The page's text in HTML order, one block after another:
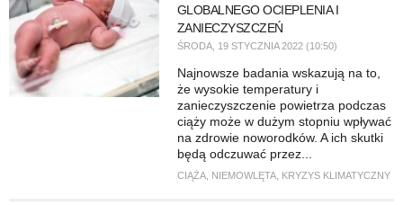
GLOBALNEGO OCIEPLENIA I
ZANIECZYSZCZEŃ
ŚRODA, 19 STYCZNIA 2022 (10:50)
Najnowsze badania wskazują na to,
że wysokie temperatury i
zanieczyszczenie powietrza podczas
ciąży może w dużym stopniu wpływać
na zdrowie noworodków. A ich skutki
będą odczuwać przez...
CIĄŻA, NIEMOWLĘTA, KRYZYS KLIMATYCZNY